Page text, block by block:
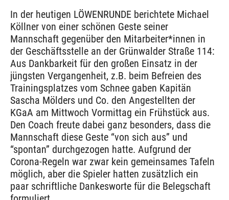
In der heutigen LÖWENRUNDE berichtete Michael
Köllner von einer schönen Geste seiner
Mannschaft gegenüber den Mitarbeiter*innen in
der Geschäftsstelle an der Grünwalder Straße 114:
Aus Dankbarkeit für den großen Einsatz in der
jüngsten Vergangenheit, z.B. beim Befreien des
Trainingsplatzes vom Schnee gaben Kapitän
Sascha Mölders und Co. den Angestellten der
KGaA am Mittwoch Vormittag ein Frühstück aus.
Den Coach freute dabei ganz besonders, dass die
Mannschaft diese Geste “von sich aus” und
“spontan” durchgezogen hatte. Aufgrund der
Corona-Regeln war zwar kein gemeinsames Tafeln
möglich, aber die Spieler hatten zusätzlich ein
paar schriftliche Dankesworte für die Belegschaft